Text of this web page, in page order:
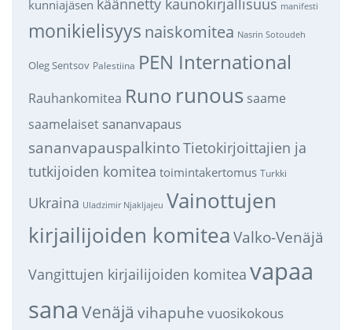
kunniajäsen käännetty kaunokirjallisuus manifesti
monikielisyys naiskomitea Nasrin Sotoudeh
Oleg Sentsov Palestiina PEN International
Rauhankomitea Runo runous saame
saamelaiset sananvapaus
sananvapauspalkintoTietokirjoittajien ja
tutkijoiden komitea toimintakertomus Turkki
Ukraina Uladzimir Njakljajeu Vainottujen
kirjailijoiden komitea Valko-Venäjä
Vangittujen kirjailijoiden komitea vapaa
sana Venäjä vihapuhe vuosikokous